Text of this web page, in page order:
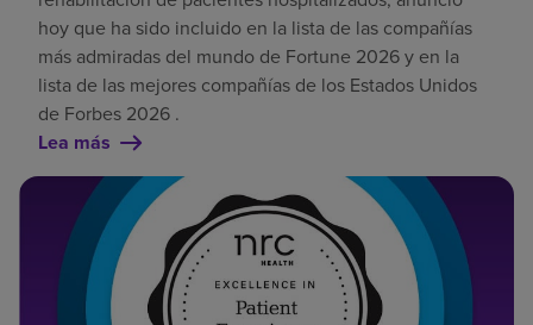
hoy que ha sido incluido en la lista de las compañías
más admiradas del mundo de Fortune 2026 y en la
lista de las mejores compañías de los Estados Unidos
de Forbes 2026 .
Lea más